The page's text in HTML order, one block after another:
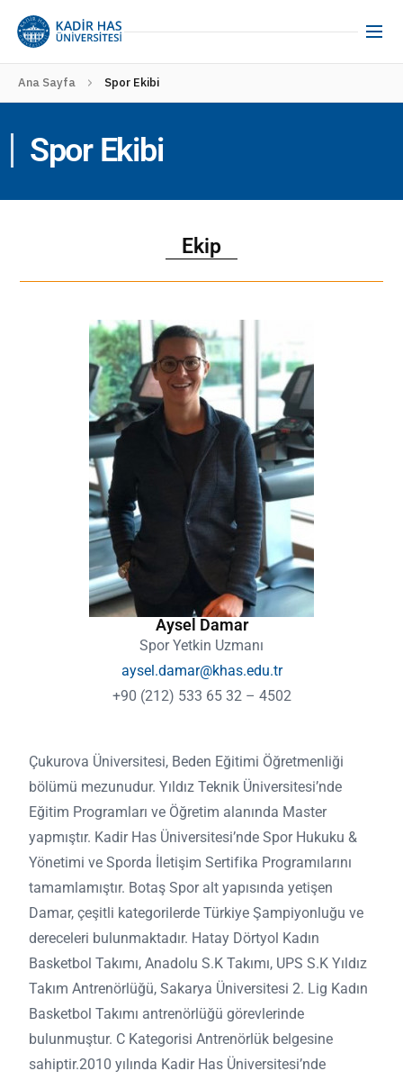
Ana Sayfa Spor Ekibi
Spor Ekibi
Ekip
Aysel Damar
Spor Yetkin Uzmanı
aysel.damar@khas.edu.tr
+90 (212) 533 65 32 – 4502
Çukurova Üniversitesi, Beden Eğitimi Öğretmenliği
bölümü mezunudur. Yıldız Teknik Üniversitesi’nde
Eğitim Programları ve Öğretim alanında Master
yapmıştır. Kadir Has Üniversitesi’nde Spor Hukuku &
Yönetimi ve Sporda İletişim Sertifika Programılarını
tamamlamıştır. Botaş Spor alt yapısında yetişen
Damar, çeşitli kategorilerde Türkiye Şampiyonluğu ve
dereceleri bulunmaktadır. Hatay Dörtyol Kadın
Basketbol Takımı, Anadolu S.K Takımı, UPS S.K Yıldız
Takım Antrenörlüğü, Sakarya Üniversitesi 2. Lig Kadın
Basketbol Takımı antrenörlüğü görevlerinde
bulunmuştur. C Kategorisi Antrenörlük belgesine
sahiptir.2010 yılında Kadir Has Üniversitesi’nde